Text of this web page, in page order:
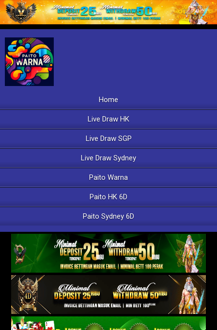
Home
Live Draw HK
Live Draw SGP
Live Draw Sydney
Paito Warna
Paito HK 6D
Paito Sydney 6D